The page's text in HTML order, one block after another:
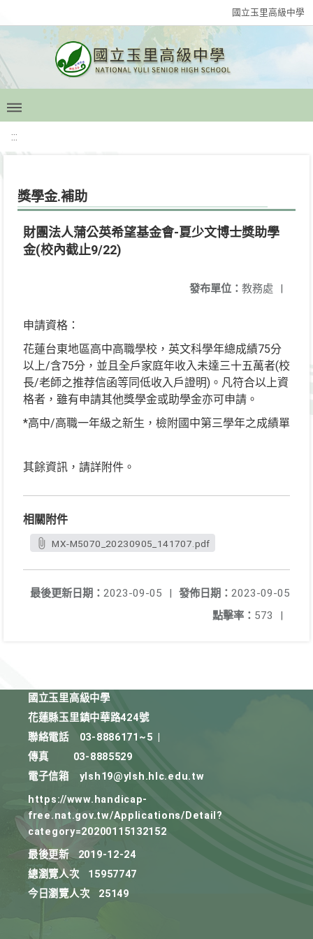
國立玉里高級中學
:::
獎學金.補助
財團法人蒲公英希望基金會-夏少文博士獎助學
金(校內截止9/22)
發布單位： 教務處 |
申請資格：
花蓮台東地區高中高職學校，英文科學年總成績75分
以上/含75分，並且全戶家庭年收入未達三十五萬者(校
長/老師之推荐信函等同低收入戶證明)。凡符合以上資
格者，雖有申請其他獎學金或助學金亦可申請。
*高中/高職一年級之新生，檢附國中第三學年之成績單
其餘資訊，請詳附件。
相關附件
MX-M5070_20230905_141707.pdf
發佈日期： 2023-09-05
最後更新日期： 2023-09-05
|
點擊率： 573 |
國立玉里高級中學
花蓮縣玉里鎮中華路424號
聯絡電話
03-8886171~5
傳真
03-8885529
電子信箱
ylsh19@ylsh.hlc.edu.tw
https://www.handicap-
free.nat.gov.tw/Applications/Detail?
category=20200115132152
最後更新
2019-12-24
總瀏覽人次
15957747
今日瀏覽人次
25149